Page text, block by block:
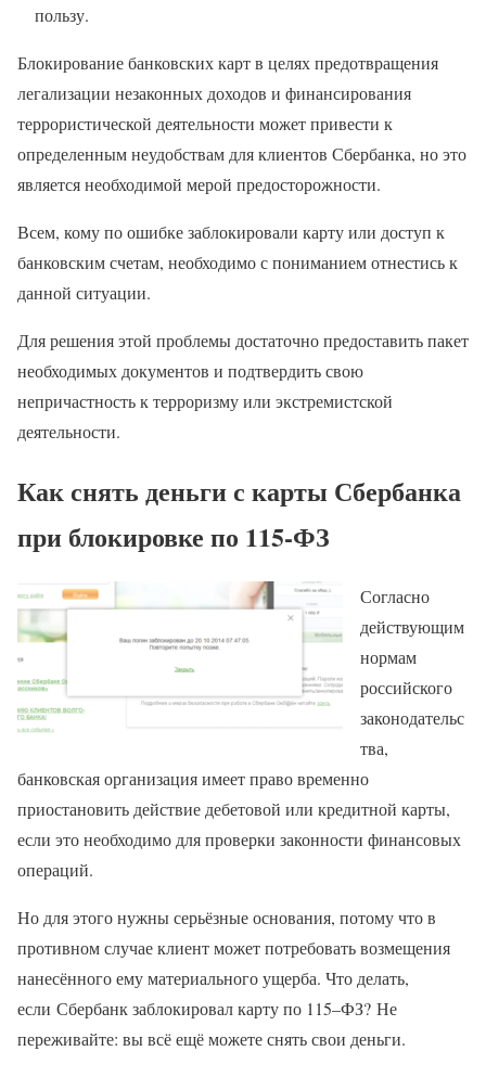
пользу.
Блокирование банковских карт в целях предотвращения
легализации незаконных доходов и финансирования
террористической деятельности может привести к
определенным неудобствам для клиентов Сбербанка, но это
является необходимой мерой предосторожности.
Всем, кому по ошибке заблокировали карту или доступ к
банковским счетам, необходимо с пониманием отнестись к
данной ситуации.
Для решения этой проблемы достаточно предоставить пакет
необходимых документов и подтвердить свою
непричастность к терроризму или экстремистской
деятельности.
Как снять деньги с карты Сбербанка
при блокировке по 115-ФЗ
Согласно
действующим
нормам
российского
законодательс
тва,
банковская организация имеет право временно
приостановить действие дебетовой или кредитной карты,
если это необходимо для проверки законности финансовых
операций.
Но для этого нужны серьёзные основания, потому что в
противном случае клиент может потребовать возмещения
нанесённого ему материального ущерба. Что делать,
если Сбербанк заблокировал карту по 115–ФЗ? Не
переживайте: вы всё ещё можете снять свои деньги.